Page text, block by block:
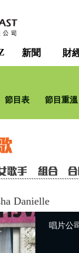
新聞 財
節目表 節目重溫
Danielle
唱片公